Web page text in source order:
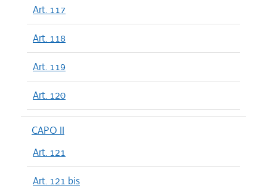
Art. 117
Art. 118
Art. 119
Art. 120
CAPO II
Art. 121
Art. 121 bis